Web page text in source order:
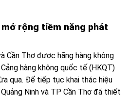
rộng tiềm năng phát
Cần Thơ được hãng hàng không
hàng không quốc tế (HKQT)
qua. Để tiếp tục khai thác hiệu
Ninh và TP Cần Thơ đã thiết